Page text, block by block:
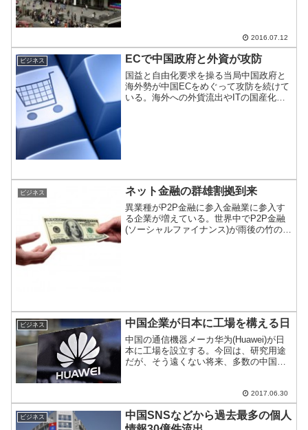
2016.07.12
ビジネス ECで中国政府と外資が攻防
国益と自由化要求を操る当局中国政府と
海外勢が中国ECをめぐって攻防を続けて
いる。海外への外貨流出やITの国産化推
ビジネス ネット金融の群雄割拠到来
異業種がP2P金融に参入金融業に参入す
る企業が増えている。世界中でP2P金融
(ソーシャルファイナンス)が雨後の竹の子
ビジネス 中国企業が日本に工場を構える日
中国の通信機器メーカ华为(Huawei)が日
本に工場を設立する。今回は、研究用途
だが、そう遠くない将来、多数の中国企
2017.06.30
ビジネス
中国SNSなどから過去最多の個人